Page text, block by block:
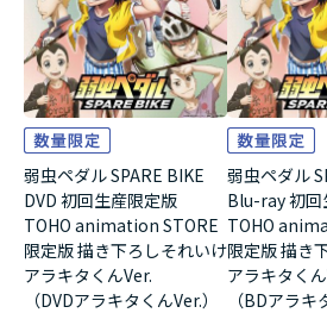
弱虫ペダル SPARE BIKE
DVD 初回生産限定版
TOHO animation STORE
限定版 描き下ろしそれいけ
アラキタくんVer.
（DVDアラキタくんVer.）
弱虫ペダル
Blu-ray 初回
TOHO
限定版 描き
アラキタく
（BDアラキ